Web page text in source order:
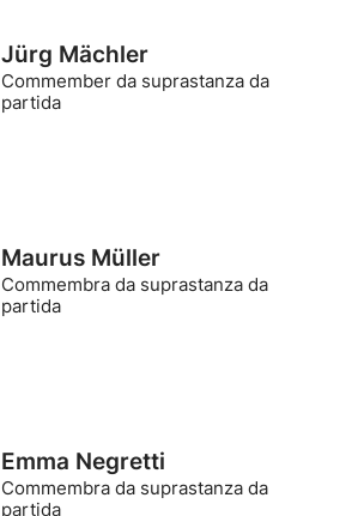
Jürg Mächler
Commember da suprastanza da
partida
Maurus Müller
Commembra da suprastanza da
partida
Emma Negretti
Commembra da suprastanza da
partida